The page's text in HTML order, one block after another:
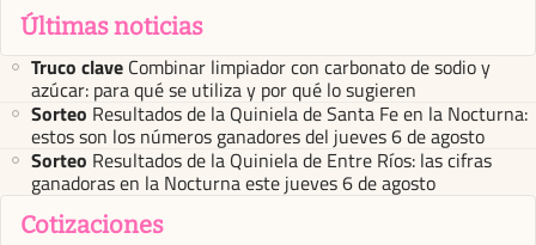
Últimas noticias
Truco clave Combinar limpiador con carbonato de sodio y
azúcar: para qué se utiliza y por qué lo sugieren
Sorteo Resultados de la Quiniela de Santa Fe en la Nocturna:
estos son los números ganadores del jueves 6 de agosto
Sorteo Resultados de la Quiniela de Entre Ríos: las cifras
ganadoras en la Nocturna este jueves 6 de agosto
Cotizaciones